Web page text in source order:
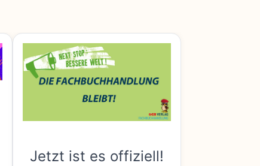
Jetzt ist es offiziell!